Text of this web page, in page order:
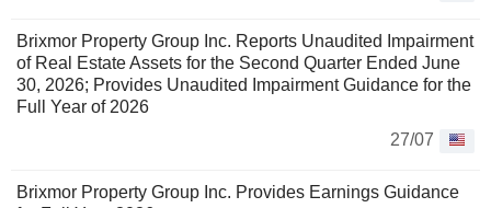
Brixmor Property Group Inc. Reports Unaudited Impairment
of Real Estate Assets for the Second Quarter Ended June
30, 2026; Provides Unaudited Impairment Guidance for the
Full Year of 2026
27/07
Brixmor Property Group Inc. Provides Earnings Guidance